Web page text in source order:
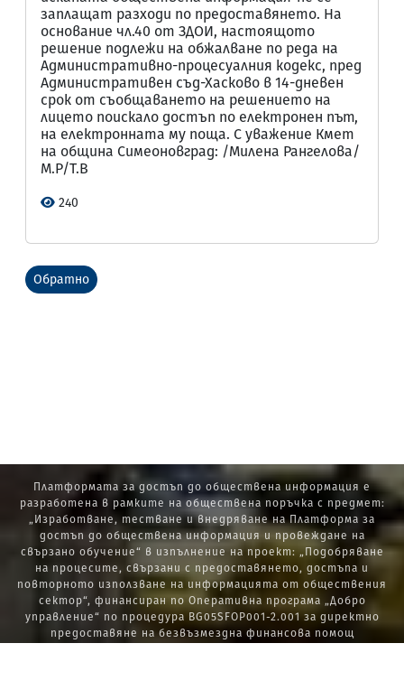
заплащат разходи по предоставянето. На
основание чл.40 от ЗДОИ, настоящото
решение подлежи на обжалване по реда на
Административно-процесуалния кодекс, пред
Административен съд-Хасково в 14-дневен
срок от съобщаването на решението на
лицето поискало достъп по електронен път,
на електронната му поща. С уважение Кмет
на община Симеоновград: /Милена Рангелова/
М.Р/Т.В
240
Обратно
Платформата за достъп до обществена информация е
разработена в рамките на обществена поръчка с предмет:
„Изработване, тестване и внедряване на Платформа за
достъп до обществена информация и провеждане на
свързано обучение“ в изпълнение на проект: „Подобряване
на процесите, свързани с предоставянето, достъпа и
повторното използване на информацията от обществения
сектор“, финансиран по Оперативна програма „Добро
управление“ по процедура BG05SFOP001-2.001 за директно
предоставяне на безвъзмездна финансова помощ